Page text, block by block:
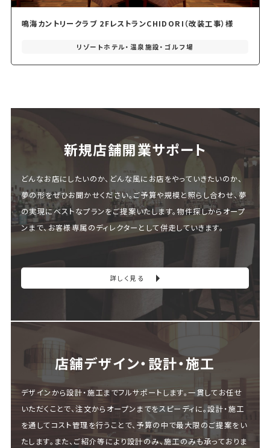
鳴海カントリークラブ 2FレストランCHIDORI（改装工事）様
リゾートホテル・温泉施設・ゴルフ場
新規店舗開業サポート
どんなお店にしたいのか、どんな風にお店をやっていきたいのか、
夢の形をぜひお聞かせください。ご予算や規模と照らし合わせ、夢
の実現にベストなプランをご提案いたします。物件探しからオープ
ンまで、お客様専属のディレクターとして併走していきます。
詳しく見る
店舗デザイン・設計・施⼯
デザインから設計・施工までフルサポートします。一貫してお任せ
いただくことで、注文からオープンまでをスピーディに。設計・施工
を通してコスト管理を行うことで、予算の中で最大限のご提案をい
たします。また、ご紹介等により設計のみ、施工のみも承っておりま